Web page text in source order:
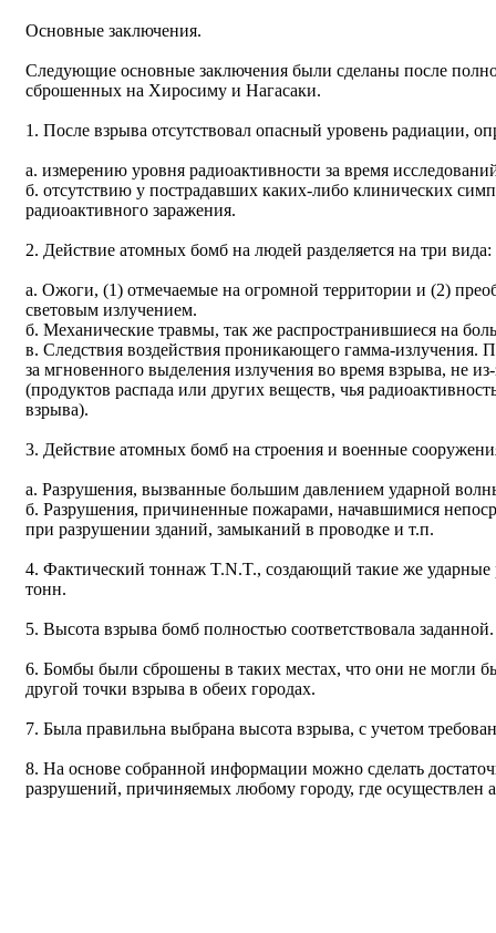
Основные заключения.
Следующие основные заключения были сделаны после
сброшенных на Хиросиму и Нагасаки.
1. После взрыва отсутствовал опасный уровень радиации,
а. измерению уровня радиоактивности за время
б. отсутствию у пострадавших каких-либо клинических
радиоактивного заражения.
2. Действие атомных бомб на людей разделяется на три вида:
а. Ожоги, (1) отмечаемые на огромной территории и (2)
световым излучением.
б. Механические травмы, так же распространившиеся на
в. Следствия воздействия проникающего гамма-излучения.
за мгновенного выделения излучения во время взрыва, не
(продуктов распада или других веществ, чья
взрыва).
3. Действие атомных бомб на строения и военные
а. Разрушения, вызванные большим давлением ударной
б. Разрушения, причиненные пожарами, начавшимися
при разрушении зданий, замыканий в проводке и т.п.
4. Фактический тоннаж T.N.T., создающий такие же ударные
тонн.
5. Высота взрыва бомб полностью соответствовала заданной.
6. Бомбы были сброшены в таких местах, что они не могли
другой точки взрыва в обеих городах.
7. Была правильна выбрана высота взрыва, с учетом
8. На основе собранной информации можно сделать
разрушений, причиняемых любому городу, где осуществлен